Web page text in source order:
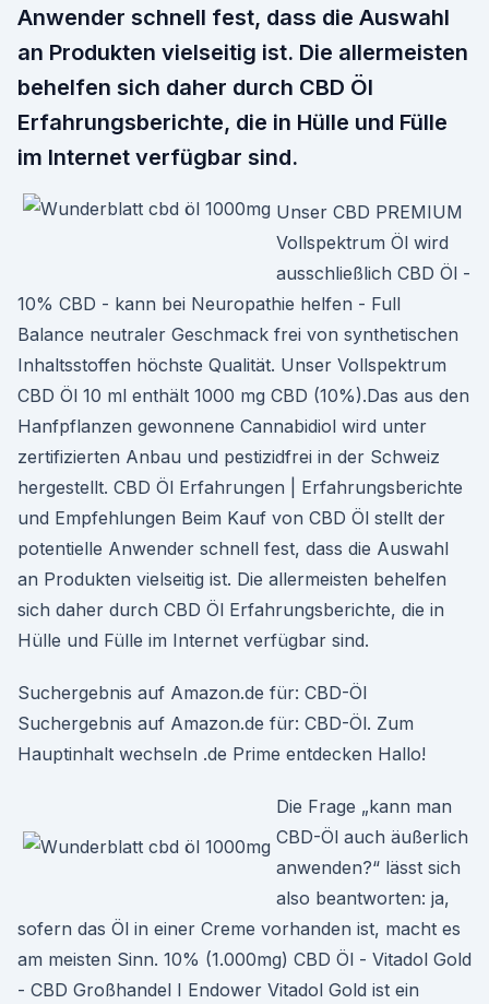
Anwender schnell fest, dass die Auswahl
an Produkten vielseitig ist. Die allermeisten
behelfen sich daher durch CBD Öl
Erfahrungsberichte, die in Hülle und Fülle
im Internet verfügbar sind.
Unser CBD PREMIUM
Vollspektrum Öl wird
ausschließlich CBD Öl -
10% CBD - kann bei Neuropathie helfen - Full
Balance neutraler Geschmack frei von synthetischen
Inhaltsstoffen höchste Qualität. Unser Vollspektrum
CBD Öl 10 ml enthält 1000 mg CBD (10%).Das aus den
Hanfpflanzen gewonnene Cannabidiol wird unter
zertifizierten Anbau und pestizidfrei in der Schweiz
hergestellt. CBD Öl Erfahrungen | Erfahrungsberichte
und Empfehlungen Beim Kauf von CBD Öl stellt der
potentielle Anwender schnell fest, dass die Auswahl
an Produkten vielseitig ist. Die allermeisten behelfen
sich daher durch CBD Öl Erfahrungsberichte, die in
Hülle und Fülle im Internet verfügbar sind.
Suchergebnis auf Amazon.de für: CBD-Öl
Suchergebnis auf Amazon.de für: CBD-Öl. Zum
Hauptinhalt wechseln .de Prime entdecken Hallo!
Die Frage „kann man
CBD-Öl auch äußerlich
anwenden?“ lässt sich
also beantworten: ja,
sofern das Öl in einer Creme vorhanden ist, macht es
am meisten Sinn. 10% (1.000mg) CBD Öl - Vitadol Gold
- CBD Großhandel I Endower Vitadol Gold ist ein